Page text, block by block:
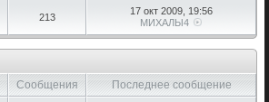
213
17 окт 2009, 19:56
МИХАЛЫ4
Сообщения
Последнее сообщение